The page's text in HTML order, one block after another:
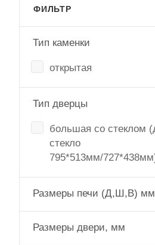
ФИЛЬТР
Тип каменки
открытая
Тип дверцы
большая со стеклом
стекло
795*513мм/
Размеры печи (Д,Ш,В) мм
Размеры двери, мм